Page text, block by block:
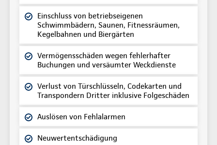
Einschluss von betriebseigenen
Schwimmbädern, Saunen, Fitnessräumen,
Kegelbahnen und Biergärten
Vermögensschäden wegen fehlerhafter
Buchungen und versäumter Weckdienste
Verlust von Türschlüsseln, Codekarten und
Transpondern Dritter inklusive Folgeschäden
Auslösen von Fehlalarmen
Neuwertentschädigung